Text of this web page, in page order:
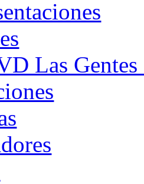
Las Gentes